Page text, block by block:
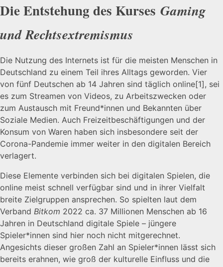
Die Entstehung des Kurses Gaming
und Rechtsextremismus
Die Nutzung des Internets ist für die meisten Menschen in
Deutschland zu einem Teil ihres Alltags geworden. Vier
von fünf Deutschen ab 14 Jahren sind täglich online[1], sei
es zum Streamen von Videos, zu Arbeitszwecken oder
zum Austausch mit Freund*innen und Bekannten über
Soziale Medien. Auch Freizeitbeschäftigungen und der
Konsum von Waren haben sich insbesondere seit der
Corona-Pandemie immer weiter in den digitalen Bereich
verlagert.
Diese Elemente verbinden sich bei digitalen Spielen, die
online meist schnell verfügbar sind und in ihrer Vielfalt
breite Zielgruppen ansprechen. So spielten laut dem
Verband Bitkom 2022 ca. 37 Millionen Menschen ab 16
Jahren in Deutschland digitale Spiele – jüngere
Spieler*innen sind hier noch nicht mitgerechnet.
Angesichts dieser großen Zahl an Spieler*innen lässt sich
bereits erahnen, wie groß der kulturelle Einfluss und die